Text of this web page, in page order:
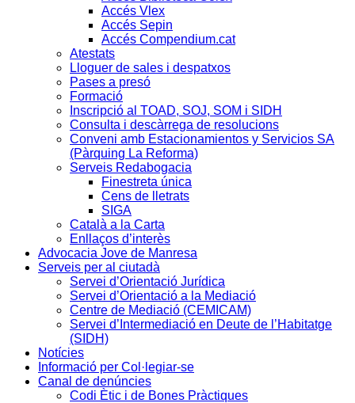
Accés Vlex
Accés Sepin
Accés Compendium.cat
Atestats
Lloguer de sales i despatxos
Pases a presó
Formació
Inscripció al TOAD, SOJ, SOM i SIDH
Consulta i descàrrega de resolucions
Conveni amb Estacionamientos y Servicios SA
(Pàrquing La Reforma)
Serveis Redabogacia
Finestreta única
Cens de lletrats
SIGA
Català a la Carta
Enllaços d’interès
Advocacia Jove de Manresa
Serveis per al ciutadà
Servei d’Orientació Jurídica
Servei d’Orientació a la Mediació
Centre de Mediació (CEMICAM)
Servei d’Intermediació en Deute de l’Habitatge
(SIDH)
Notícies
Informació per Col·legiar-se
Canal de denúncies
Codi Ètic i de Bones Pràctiques